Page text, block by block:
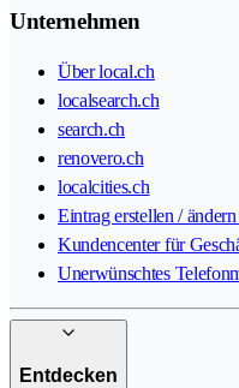
Unternehmen
Über local.ch
localsearch.ch
search.ch
renovero.ch
localcities.ch
Eintrag erstellen /
Kundencenter für
Unerwünschtes
Entdecken